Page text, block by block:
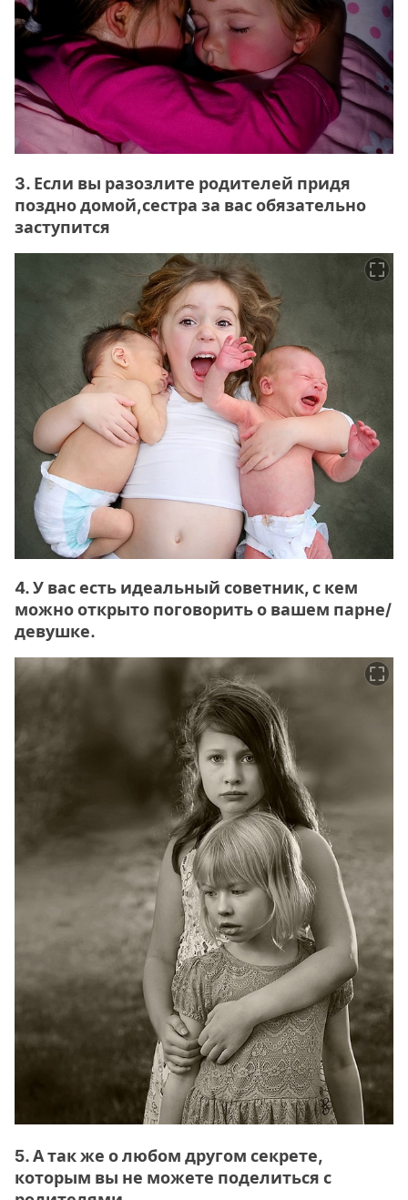
3. Если вы разозлите родителей придя
поздно домой,сестра за вас обязательно
заступится
4. У вас есть идеальный советник, с кем
можно открыто поговорить о вашем парне/
девушке.
5. А так же о любом другом секрете,
которым вы не можете поделиться с